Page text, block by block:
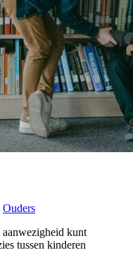
Ouders
kunt
tussen kinderen